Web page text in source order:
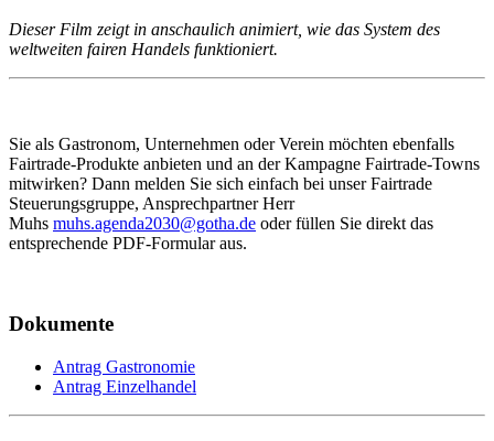
Dieser Film zeigt in anschaulich animiert, wie das System des
weltweiten fairen Handels funktioniert.
Sie als Gastronom, Unternehmen oder Verein möchten ebenfalls
Fairtrade-Produkte anbieten und an der Kampagne Fairtrade-Towns
mitwirken? Dann melden Sie sich einfach bei unser Fairtrade
Steuerungsgruppe, Ansprechpartner Herr
Muhs muhs.agenda2030@gotha.de oder füllen Sie direkt das
entsprechende PDF-Formular aus.
Dokumente
Antrag Gastronomie
Antrag Einzelhandel